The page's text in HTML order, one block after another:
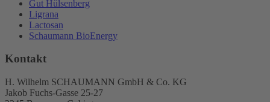
Gut Hülsenberg
Ligrana
Lactosan
Schaumann BioEnergy
Kontakt
H. Wilhelm SCHAUMANN GmbH & Co. KG
Jakob Fuchs-Gasse 25-27